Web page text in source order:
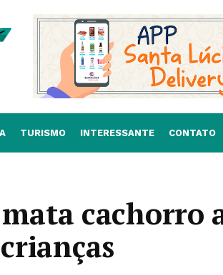
TURISMO INTERESSANTE CONTATO
cachorro